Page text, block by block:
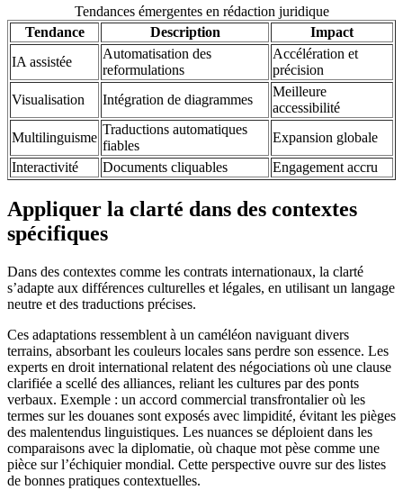
Tendances émergentes en rédaction juridique
Tendance
Description
Impact
IA assistée
Automatisation des
reformulations
Accélération et
précision
Visualisation
Intégration de diagrammes
Meilleure
accessibilité
Multilinguisme
Traductions automatiques
fiables
Expansion globale
Interactivité
Documents cliquables Engagement accru
Appliquer la clarté dans des contextes
spécifiques
Dans des contextes comme les contrats internationaux, la clarté
s’adapte aux différences culturelles et légales, en utilisant un langage
neutre et des traductions précises.
Ces adaptations ressemblent à un caméléon naviguant divers
terrains, absorbant les couleurs locales sans perdre son essence. Les
experts en droit international relatent des négociations où une clause
clarifiée a scellé des alliances, reliant les cultures par des ponts
verbaux. Exemple : un accord commercial transfrontalier où les
termes sur les douanes sont exposés avec limpidité, évitant les pièges
des malentendus linguistiques. Les nuances se déploient dans les
comparaisons avec la diplomatie, où chaque mot pèse comme une
pièce sur l’échiquier mondial. Cette perspective ouvre sur des listes
de bonnes pratiques contextuelles.